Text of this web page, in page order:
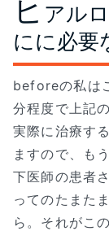
ヒ アル
にに必要
beforeの私は
分程度で上記
実際に治療す
ますので、も
下医師の患者
ってのたまた
ら。それがこ